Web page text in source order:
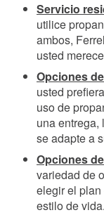
Servicio
utilice
ambos,
usted
Opciones
usted
uso de
una entrega,
se adapte a
Opciones
variedad de
elegir el
estilo de vida.